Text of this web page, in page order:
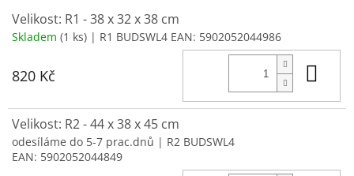
Velikost: R1 - 38 x 32 x 38 cm
Skladem (1 ks) | R1 BUDSWL4 EAN: 5902052044986
820 Kč
Velikost: R2 - 44 x 38 x 45 cm
odesíláme do 5-7 prac.dnů | R2 BUDSWL4
EAN: 5902052044849